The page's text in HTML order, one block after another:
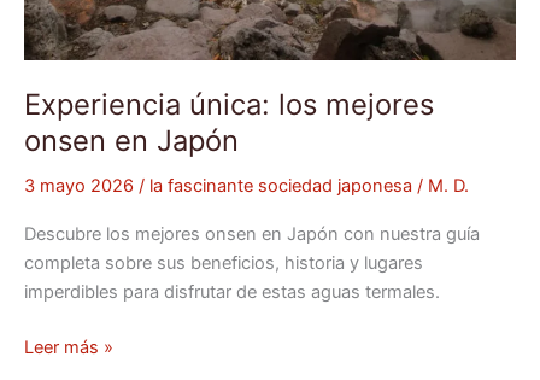
Experiencia única: los mejores
onsen en Japón
3 mayo 2026 / la fascinante sociedad japonesa / M. D.
Descubre los mejores onsen en Japón con nuestra guía
completa sobre sus beneficios, historia y lugares
imperdibles para disfrutar de estas aguas termales.
Leer más »